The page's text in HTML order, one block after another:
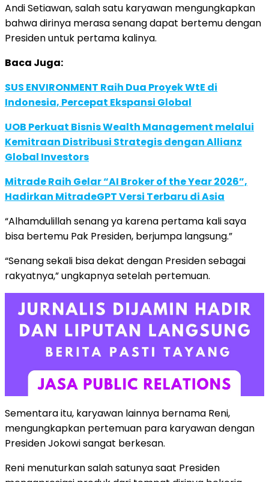
Andi Setiawan, salah satu karyawan mengungkapkan
bahwa dirinya merasa senang dapat bertemu dengan
Presiden untuk pertama kalinya.
Baca Juga:
SUS ENVIRONMENT Raih Dua Proyek WtE di
Indonesia, Percepat Ekspansi Global
UOB Perkuat Bisnis Wealth Management melalui
Kemitraan Distribusi Strategis dengan Allianz
Global Investors
Mitrade Raih Gelar “AI Broker of the Year 2026”,
Hadirkan MitradeGPT Versi Terbaru di Asia
“Alhamdulillah senang ya karena pertama kali saya
bisa bertemu Pak Presiden, berjumpa langsung.”
“Senang sekali bisa dekat dengan Presiden sebagai
rakyatnya,” ungkapnya setelah pertemuan.
Sementara itu, karyawan lainnya bernama Reni,
mengungkapkan pertemuan para karyawan dengan
Presiden Jokowi sangat berkesan.
Reni menuturkan salah satunya saat Presiden